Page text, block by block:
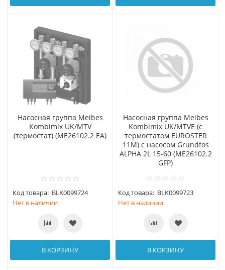
Насосная группа Meibes
Kombimix UK/MTV
(термостат) (МЕ26102.2 EA)
Код товара: BLK0099724
Нет в наличии
В КОРЗИНУ
Насосная группа Meibes
Kombimix UK/MTVE (с
термостатом EUROSTER
11M) с насосом Grundfos
ALPHA 2L 15-60 (МЕ26102.2
GFP)
Код товара: BLK0099723
Нет в наличии
В КОРЗИНУ